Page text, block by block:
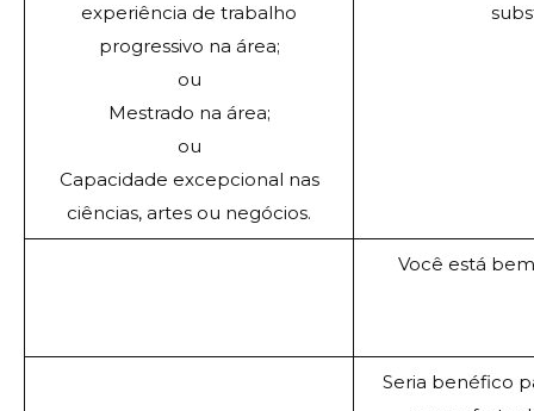
experiência de trabalho
progressivo na área;
ou
Mestrado na área;
ou
Capacidade excepcional nas
ciências, artes ou negócios.
Você está
Seria benéfico